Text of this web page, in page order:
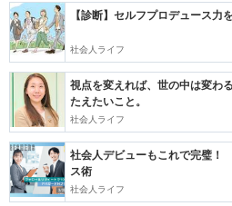
【診断】セルフプロデュース
社会人ライフ
視点を変えれば、世の中は変わ
たえたいこと。
社会人ライフ
社会人デビューもこれで完璧
ス術
社会人ライフ